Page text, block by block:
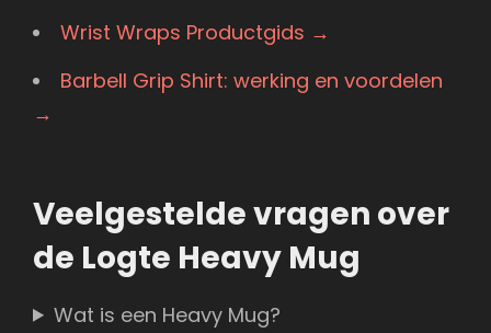
Wrist Wraps Productgids →
Barbell Grip Shirt: werking en voordelen
→
Veelgestelde vragen over
de Logte Heavy Mug
Wat is een Heavy Mug?